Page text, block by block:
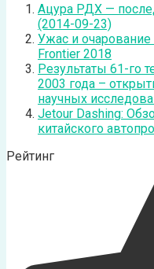
Ацура РДХ —
(2014-09-23)
Ужас и очарование
Frontier 2018
Результаты 61-го
2003 года –
научных
Jetour Dashing:
китайского
Рейтинг